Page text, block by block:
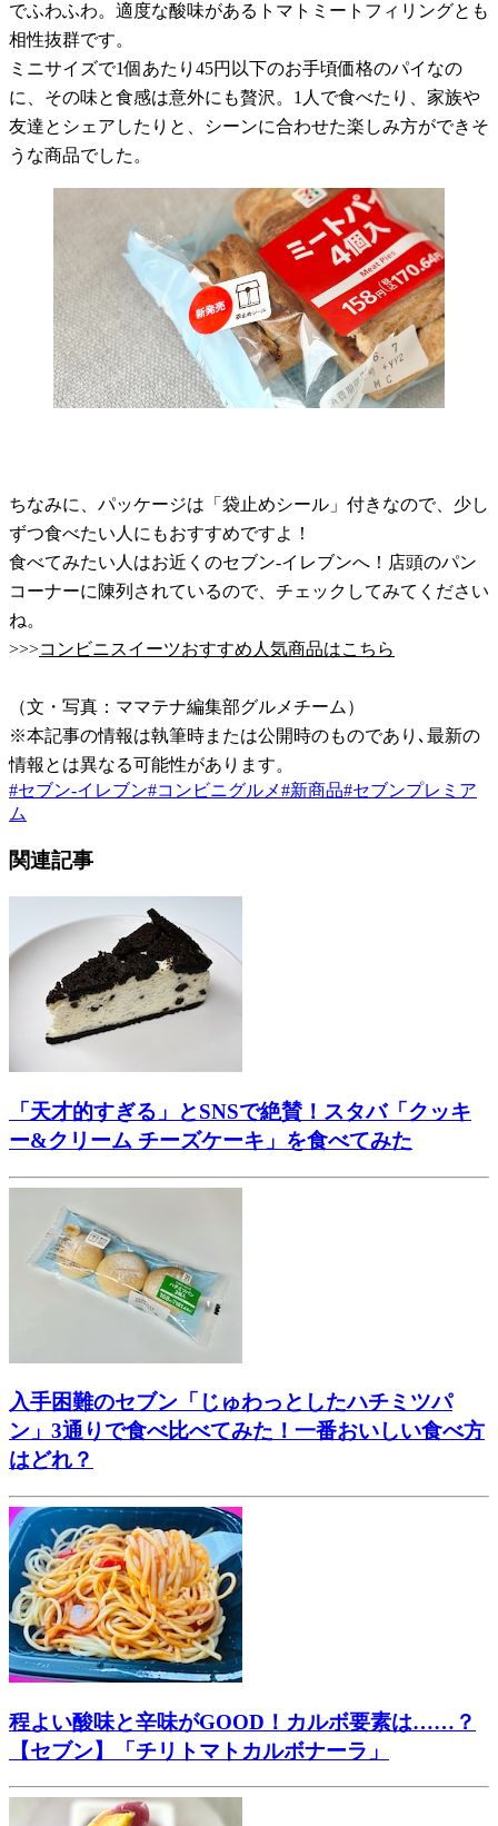
でふわふわ。適度な酸味があるトマトミートフィリングとも
相性抜群です。
ミニサイズで1個あたり45円以下のお手頃価格のパイなの
に、その味と食感は意外にも贅沢。1人で食べたり、家族や
友達とシェアしたりと、シーンに合わせた楽しみ方ができそ
うな商品でした。
ちなみに、パッケージは「袋止めシール」付きなので、少し
ずつ食べたい人にもおすすめですよ！
食べてみたい人はお近くのセブン-イレブンへ！店頭のパン
コーナーに陳列されているので、チェックしてみてください
ね。
>>>コンビニスイーツおすすめ人気商品はこちら
（文・写真：ママテナ編集部グルメチーム）
※本記事の情報は執筆時または公開時のものであり､最新の
情報とは異なる可能性があります。
#セブン-イレブン#コンビニグルメ#新商品#セブンプレミア
ム
関連記事
「天才的すぎる」とSNSで絶賛！スタバ「クッキ
ー&クリーム チーズケーキ」を食べてみた
入手困難のセブン「じゅわっとしたハチミツパ
ン」3通りで食べ比べてみた！一番おいしい食べ方
はどれ？
程よい酸味と辛味がGOOD！カルボ要素は……？
【セブン】「チリトマトカルボナーラ」